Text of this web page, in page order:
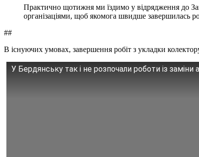
Практично щотижня ми їздимо у відрядження до
організаціями, щоб якомога швидше завершилась
##
В існуючих умовах, завершення робіт з укладки
У Бердянську так і не розпочали роботи із заміни